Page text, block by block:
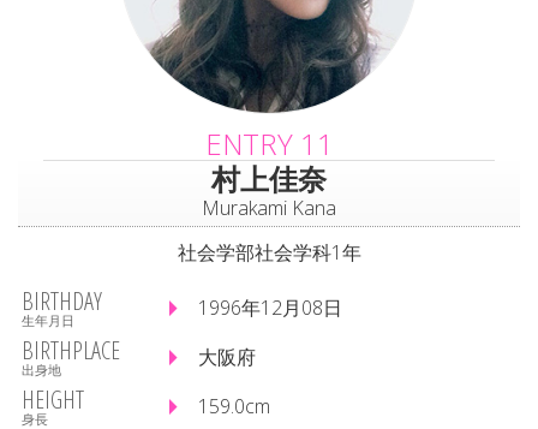
ENTRY 11
村上佳奈
Murakami Kana
社会学部社会学科1年
BIRTHDAY
生年月日 1996年12月08日
BIRTHPLACE
出身地 大阪府
HEIGHT
身長 159.0cm